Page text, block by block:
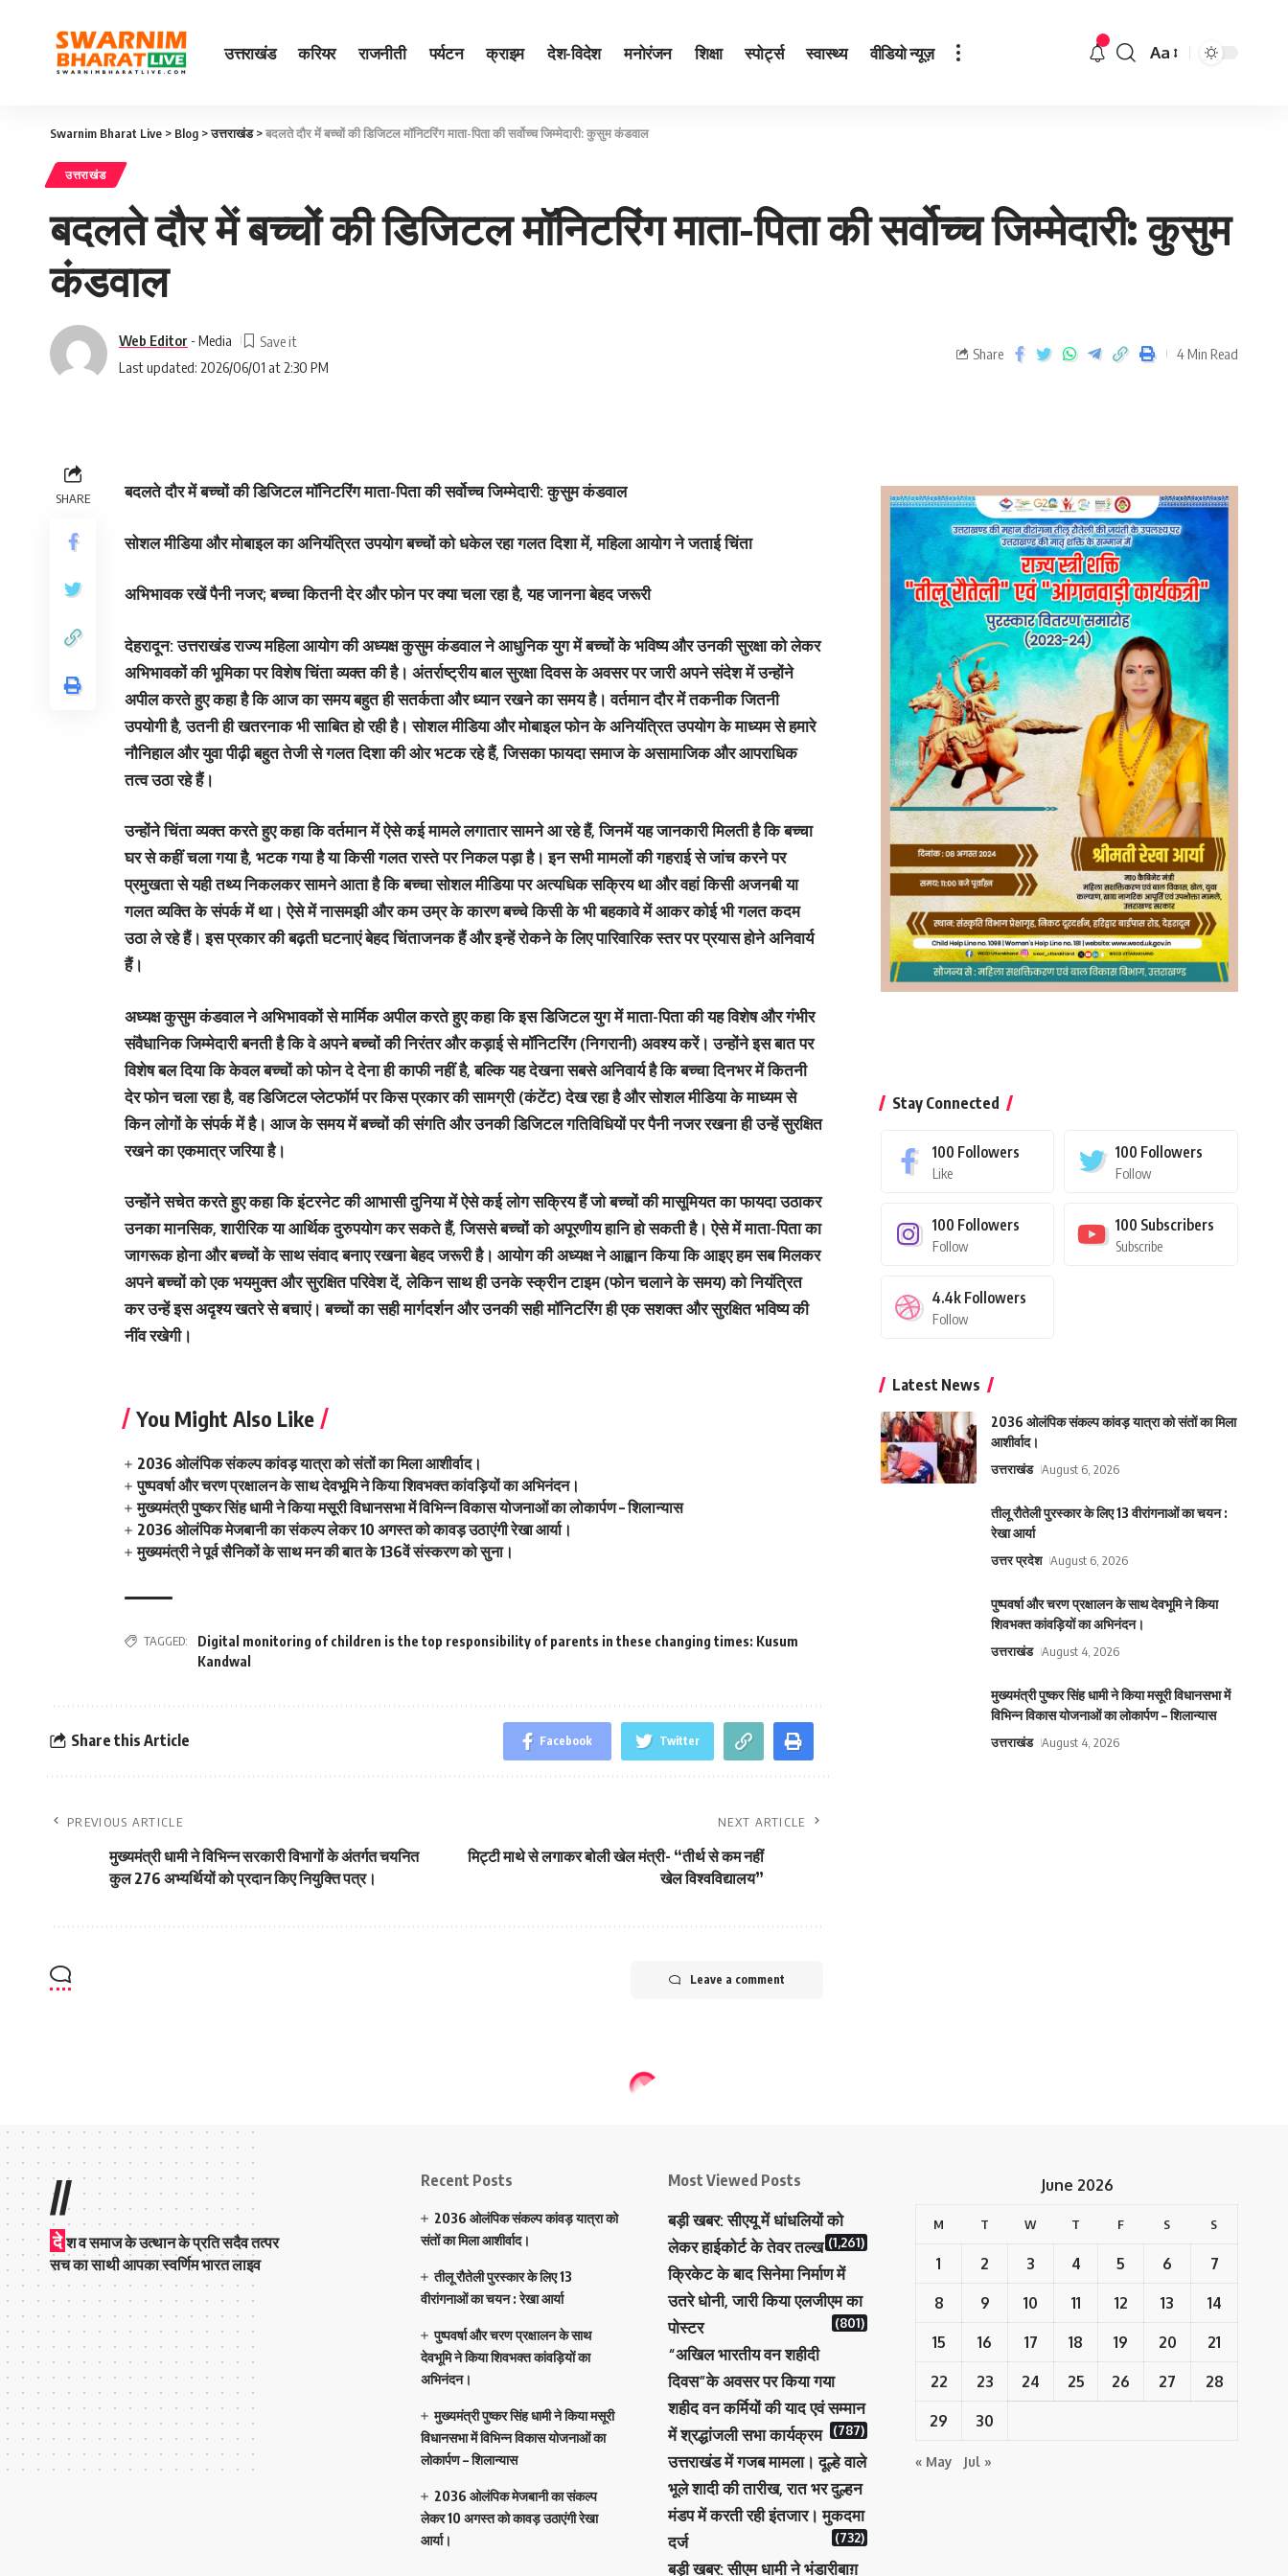
उत्तराखंड करियर राजनीती पर्यटन क्राइम देश-विदेश मनोरंजन शिक्षा स्पोर्ट्स स्वास्थ्य वीडियो न्यूज़ Aa
Swarnim Bharat Live > Blog >उत्तराखंड>बदलते दौर में बच्चों की डिजिटल मॉनिटरिंग माता-पिता की सर्वोच्च जिम्मेदारी: कुसुम कंडवाल
उत्तराखंड
बदलते दौर में बच्चों की डिजिटल मॉनिटरिंग माता-पिता की सर्वोच्च जिम्मेदारी: कुसुम
कंडवाल
Last updated: 2026/06/01 at 2:30 PM
Web Editor - Media
Share 4 Min Read
SHARE बदलते दौर में बच्चों की डिजिटल मॉनिटरिंग माता-पिता की सर्वोच्च जिम्मेदारी: कुसुम कंडवाल
​सोशल मीडिया और मोबाइल का अनियंत्रित उपयोग बच्चों को धकेल रहा गलत दिशा में, महिला आयोग ने जताई चिंता
अभिभावक रखें पैनी नजर; बच्चा कितनी देर और फोन पर क्या चला रहा है, यह जानना बेहद जरूरी
​देहरादून:उत्तराखंड राज्य महिला आयोग की अध्यक्ष कुसुम कंडवाल ने आधुनिक युग में बच्चों के भविष्य और उनकी सुरक्षा को लेकर
अभिभावकों की भूमिका पर विशेष चिंता व्यक्त की है। अंतर्राष्ट्रीय बाल सुरक्षा दिवस के अवसर पर जारी अपने संदेश में उन्होंने
अपील करते हुए कहा है कि आज का समय बहुत ही सतर्कता और ध्यान रखने का समय है। वर्तमान दौर में तकनीक जितनी
उपयोगी है, उतनी ही खतरनाक भी साबित हो रही है। सोशल मीडिया और मोबाइल फोन के अनियंत्रित उपयोग के माध्यम से हमारे
नौनिहाल और युवा पीढ़ी बहुत तेजी से गलत दिशा की ओर भटक रहे हैं, जिसका फायदा समाज के असामाजिक और आपराधिक
तत्व उठा रहे हैं।
​उन्होंने चिंता व्यक्त करते हुए कहा कि वर्तमान में ऐसे कई मामले लगातार सामने आ रहे हैं, जिनमें यह जानकारी मिलती है कि बच्चा
घर से कहीं चला गया है, भटक गया है या किसी गलत रास्ते पर निकल पड़ा है। इन सभी मामलों की गहराई से जांच करने पर
प्रमुखता से यही तथ्य निकलकर सामने आता है कि बच्चा सोशल मीडिया पर अत्यधिक सक्रिय था और वहां किसी अजनबी या
गलत व्यक्ति के संपर्क में था। ऐसे में नासमझी और कम उम्र के कारण बच्चे किसी के भी बहकावे में आकर कोई भी गलत कदम
उठा ले रहे हैं। इस प्रकार की बढ़ती घटनाएं बेहद चिंताजनक हैं और इन्हें रोकने के लिए पारिवारिक स्तर पर प्रयास होने अनिवार्य
हैं।
​अध्यक्ष कुसुम कंडवाल ने अभिभावकों से मार्मिक अपील करते हुए कहा कि इस डिजिटल युग में माता-पिता की यह विशेष और गंभीर
संवैधानिक जिम्मेदारी बनती है कि वे अपने बच्चों की निरंतर और कड़ाई से मॉनिटरिंग (निगरानी) अवश्य करें। उन्होंने इस बात पर
विशेष बल दिया कि केवल बच्चों को फोन दे देना ही काफी नहीं है, बल्कि यह देखना सबसे अनिवार्य है कि बच्चा दिनभर में कितनी
देर फोन चला रहा है, वह डिजिटल प्लेटफॉर्म पर किस प्रकार की सामग्री (कंटेंट) देख रहा है और सोशल मीडिया के माध्यम से
किन लोगों के संपर्क में है। आज के समय में बच्चों की संगति और उनकी डिजिटल गतिविधियों पर पैनी नजर रखना ही उन्हें सुरक्षित
रखने का एकमात्र जरिया है।
​उन्होंने सचेत करते हुए कहा कि इंटरनेट की आभासी दुनिया में ऐसे कई लोग सक्रिय हैं जो बच्चों की मासूमियत का फायदा उठाकर
उनका मानसिक, शारीरिक या आर्थिक दुरुपयोग कर सकते हैं, जिससे बच्चों को अपूरणीय हानि हो सकती है। ऐसे में माता-पिता का
जागरूक होना और बच्चों के साथ संवाद बनाए रखना बेहद जरूरी है। आयोग की अध्यक्ष ने आह्वान किया कि आइए हम सब मिलकर
अपने बच्चों को एक भयमुक्त और सुरक्षित परिवेश दें, लेकिन साथ ही उनके स्क्रीन टाइम (फोन चलाने के समय) को नियंत्रित
कर उन्हें इस अदृश्य खतरे से बचाएं। बच्चों का सही मार्गदर्शन और उनकी सही मॉनिटरिंग ही एक सशक्त और सुरक्षित भविष्य की
नींव रखेगी।
You Might Also Like
2036 ओलंपिक संकल्प कांवड़ यात्रा को संतों का मिला आशीर्वाद।
पुष्पवर्षा और चरण प्रक्षालन के साथ देवभूमि ने किया शिवभक्त कांवड़ियों का अभिनंदन।
मुख्यमंत्री पुष्कर सिंह धामी ने किया मसूरी विधानसभा में विभिन्न विकास योजनाओं का लोकार्पण – शिलान्यास
2036 ओलंपिक मेजबानी का संकल्प लेकर 10 अगस्त को कावड़ उठाएंगी रेखा आर्या।
मुख्यमंत्री ने पूर्व सैनिकों के साथ मन की बात के 136वें संस्करण को सुना।
TAGGED:
Digital monitoring of children is the top responsibility of parents in these changing times: Kusum
Kandwal
Share this Article Facebook Twitter
PREVIOUS ARTICLE
मुख्यमंत्री धामी ने विभिन्न सरकारी विभागों के अंतर्गत चयनित
कुल 276 अभ्यर्थियों को प्रदान किए नियुक्ति पत्र।
NEXT ARTICLE
मिट्टी माथे से लगाकर बोली खेल मंत्री- “तीर्थ से कम नहीं
खेल विश्वविद्यालय”
Leave a comment
Stay Connected
100 Followers
Like
100 Followers
Follow
100 Followers
Follow
100 Subscribers
Subscribe
4.4k Followers
Follow
Latest News
2036 ओलंपिक संकल्प कांवड़ यात्रा को संतों का मिला
आशीर्वाद।
उत्तराखंड August 6, 2026
तीलू रौतेली पुरस्कार के लिए 13 वीरांगनाओं का चयन :
रेखा आर्या
उत्तर प्रदेश August 6, 2026
पुष्पवर्षा और चरण प्रक्षालन के साथ देवभूमि ने किया
शिवभक्त कांवड़ियों का अभिनंदन।
उत्तराखंड August 4, 2026
मुख्यमंत्री पुष्कर सिंह धामी ने किया मसूरी विधानसभा में
विभिन्न विकास योजनाओं का लोकार्पण – शिलान्यास
उत्तराखंड August 4, 2026
//
दे श व समाज के उत्थान के प्रति सदैव तत्पर
सच का साथी आपका स्वर्णिम भारत लाइव
Recent Posts
2036 ओलंपिक संकल्प कांवड़ यात्रा को
संतों का मिला आशीर्वाद।
तीलू रौतेली पुरस्कार के लिए 13
वीरांगनाओं का चयन : रेखा आर्या
पुष्पवर्षा और चरण प्रक्षालन के साथ
देवभूमि ने किया शिवभक्त कांवड़ियों का
अभिनंदन।
मुख्यमंत्री पुष्कर सिंह धामी ने किया मसूरी
विधानसभा में विभिन्न विकास योजनाओं का
लोकार्पण – शिलान्यास
2036 ओलंपिक मेजबानी का संकल्प
लेकर 10 अगस्त को कावड़ उठाएंगी रेखा
आर्या।
Most Viewed Posts
बड़ी खबर: सीएयू में धांधलियों को
लेकर हाईकोर्ट के तेवर तल्ख (1,261)
क्रिकेट के बाद सिनेमा निर्माण में
उतरे धोनी, जारी किया एलजीएम का
पोस्टर
(801)
“अखिल भारतीय वन शहीदी
दिवस”के अवसर पर किया गया
शहीद वन कर्मियों की याद एवं सम्मान
में श्रद्धांजली सभा कार्यक्रम
(787)
उत्तराखंड में गजब मामला। दूल्हे वाले
भूले शादी की तारीख, रात भर दुल्हन
मंडप में करती रही इंतजार। मुकदमा
दर्ज
(732)
बड़ी खबर: सीएम धामी ने भंडारीबाग़
June 2026
M T W T F S S
1 2 3 4 5 6 7
8 9 10 11 12 13 14
15 16 17 18 19 20 21
22 23 24 25 26 27 28
29 30
« May Jul »